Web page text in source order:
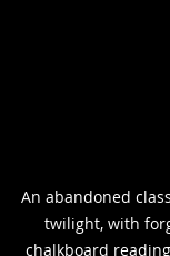
An abandoned
twilight, with
chalkboard